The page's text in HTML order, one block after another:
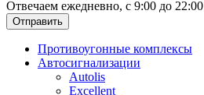
Отвечаем ежедневно, с 9:00 до 22:00
Отправить
Противоугонные комплексы
Автосигнализации
Autolis
Excellent